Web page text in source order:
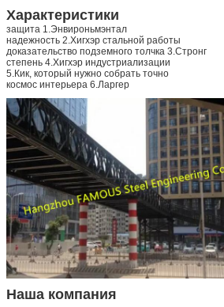
Характеристики
защита 1.Энвироньмэнтал
надежность 2.Хигхэр стальной работы
доказательство подземного толчка 3.Стронг
степень 4.Хигхэр индустриализации
5.Кик, который нужно собрать точно
космос интерьера 6.Ларгер
Наша компания